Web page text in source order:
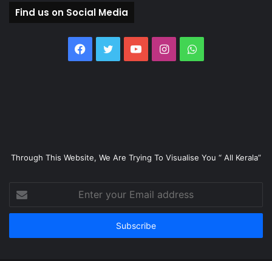
Find us on Social Media
Facebook
TwitterYouTubeInstagramWhatsApp
Through This Website, We Are Trying To Visualise You “ All Kerala”
your
Email